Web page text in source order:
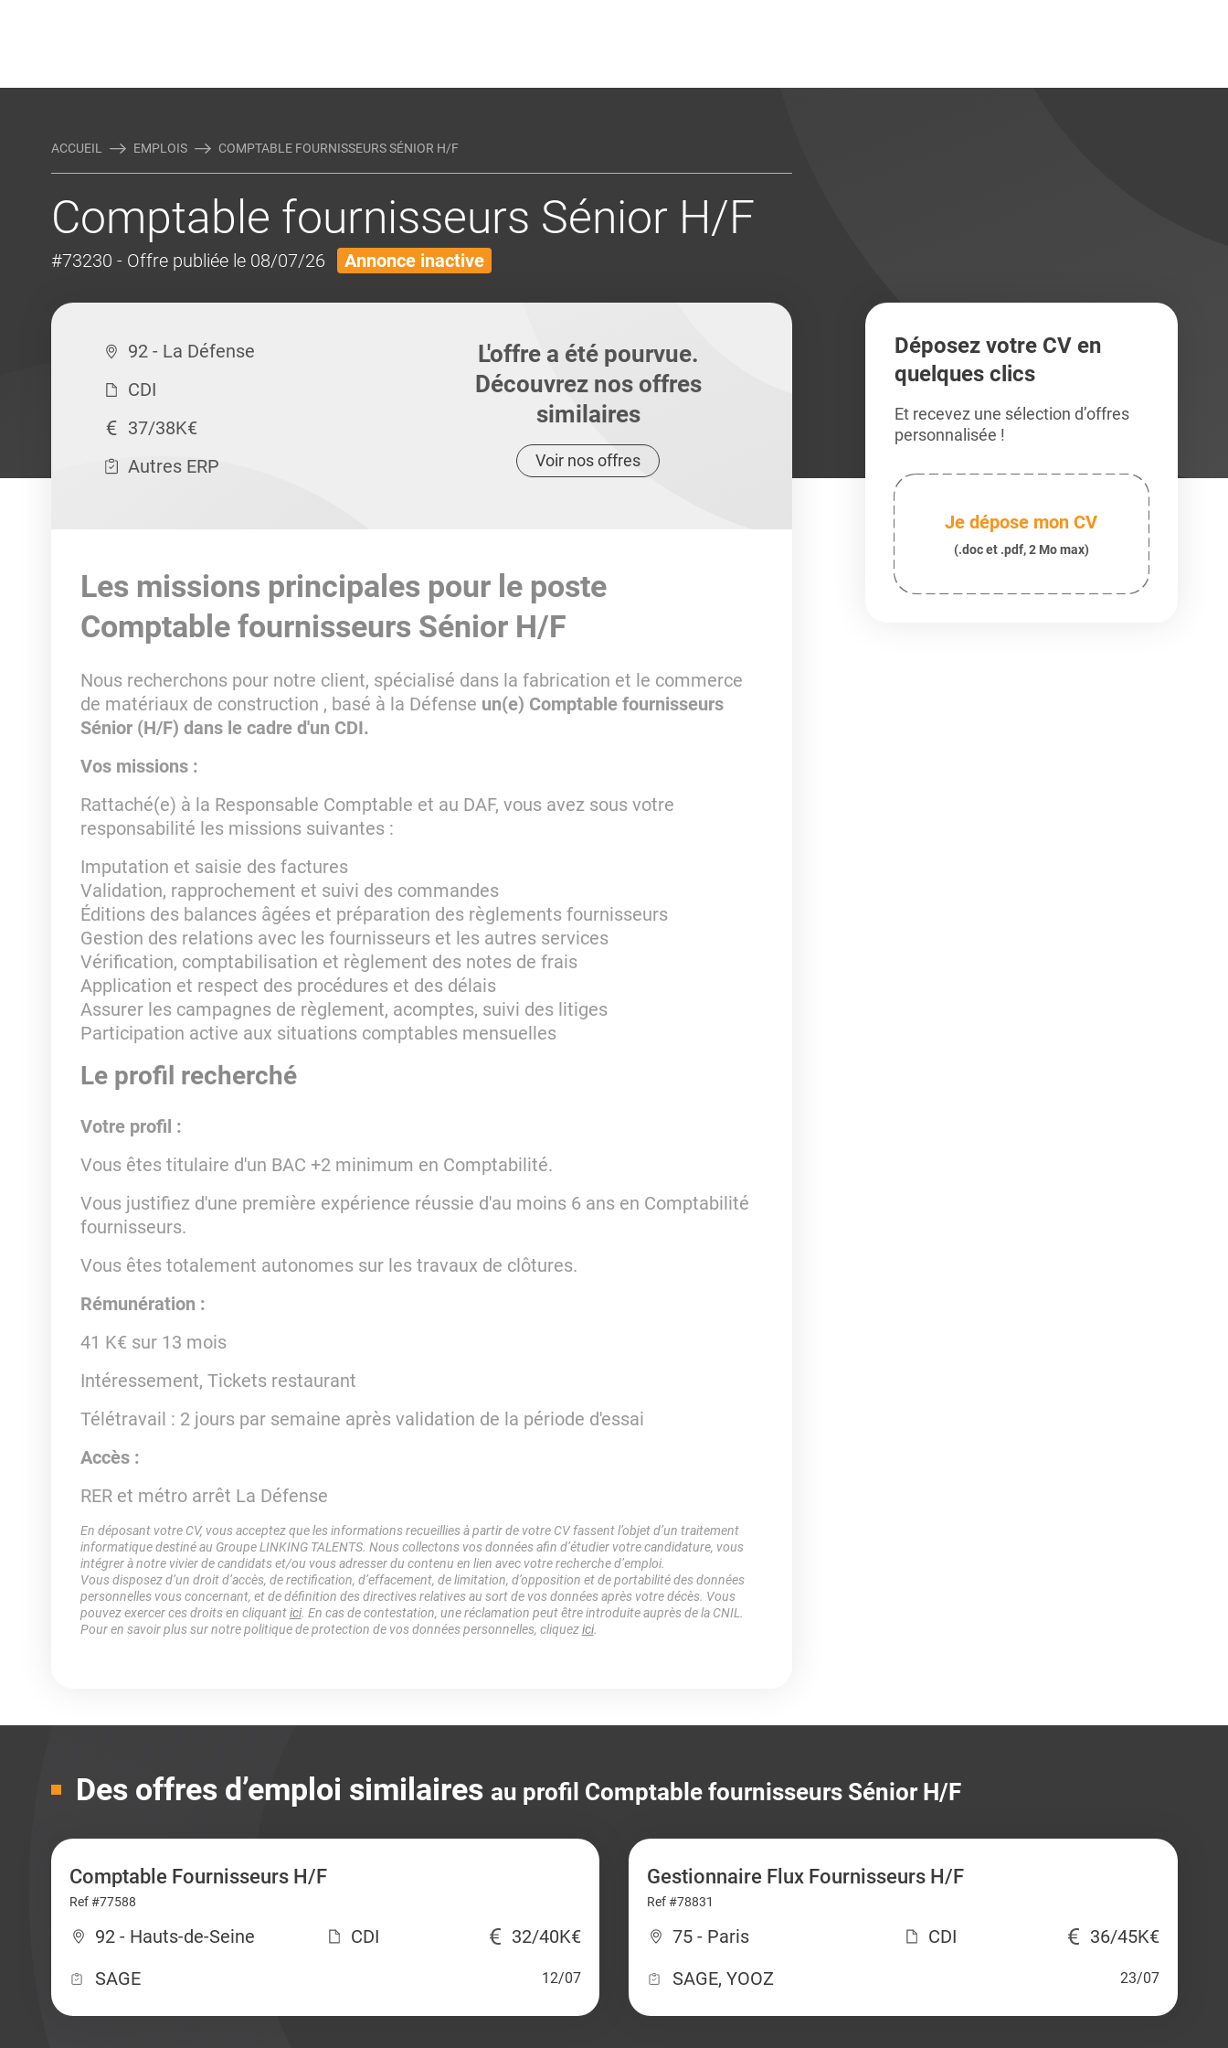
ACCUEIL EMPLOIS COMPTABLE FOURNISSEURS SÉNIOR H/F
Comptable fournisseurs Sénior H/F
#73230 - Offre publiée le 08/07/26 Annonce inactive
92 - La Défense
CDI
37/38K€
Autres ERP
L'offre a été pourvue.
Découvrez nos offres
similaires
Voir nos offres
Les missions principales pour le poste
Comptable fournisseurs Sénior H/F
Nous recherchons pour notre client, spécialisé dans la fabrication et le commerce
de matériaux de construction , basé à la Défense un(e) Comptable fournisseurs
Sénior (H/F) dans le cadre d'un CDI.
Vos missions :
Rattaché(e) à la Responsable Comptable et au DAF, vous avez sous votre
responsabilité les missions suivantes :
Imputation et saisie des factures
Validation, rapprochement et suivi des commandes
Éditions des balances âgées et préparation des règlements fournisseurs
Gestion des relations avec les fournisseurs et les autres services
Vérification, comptabilisation et règlement des notes de frais
Application et respect des procédures et des délais
Assurer les campagnes de règlement, acomptes, suivi des litiges
Participation active aux situations comptables mensuelles
Le profil recherché
Votre profil :
Vous êtes titulaire d'un BAC +2 minimum en Comptabilité.
Vous justifiez d'une première expérience réussie d'au moins 6 ans en Comptabilité
fournisseurs.
Vous êtes totalement autonomes sur les travaux de clôtures.
Rémunération :
41 K€ sur 13 mois
Intéressement, Tickets restaurant
Télétravail : 2 jours par semaine après validation de la période d'essai
Accès :
RER et métro arrêt La Défense
En déposant votre CV, vous acceptez que les informations recueillies à partir de votre CV fassent l’objet d’un traitement
informatique destiné au Groupe LINKING TALENTS. Nous collectons vos données afin d’étudier votre candidature, vous
intégrer à notre vivier de candidats et/ou vous adresser du contenu en lien avec votre recherche d’emploi.
Vous disposez d’un droit d’accès, de rectification, d’effacement, de limitation, d’opposition et de portabilité des données
personnelles vous concernant, et de définition des directives relatives au sort de vos données après votre décès. Vous
pouvez exercer ces droits en cliquantici. En cas de contestation, une réclamation peut être introduite auprès de la CNIL.
Pour en savoir plus sur notre politique de protection de vos données personnelles, cliquezici.
Déposez votre CV en
quelques clics
Et recevez une sélection d’offres
personnalisée !
Je dépose mon CV
(.doc et .pdf, 2 Mo max)
Des offres d’emploi similaires au profil Comptable fournisseurs Sénior H/F
Comptable Fournisseurs H/F
Ref #77588
92 - Hauts-de-Seine CDI
32/40K€
SAGE
12/07
Gestionnaire Flux Fournisseurs H/F
Ref #78831
75 - Paris CDI
36/45K€
SAGE, YOOZ
23/07